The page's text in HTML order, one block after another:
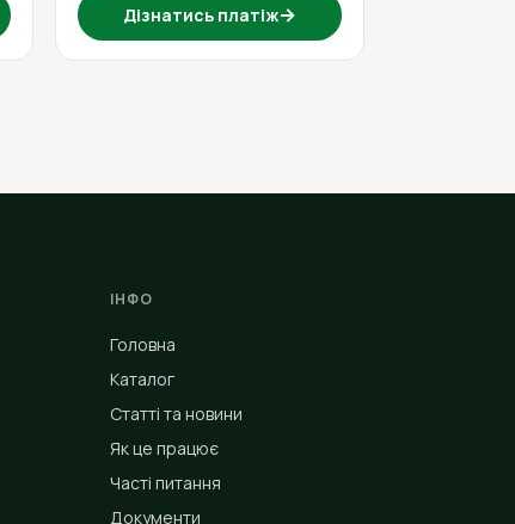
Дізнатись платіж→
ІНФО
Головна
Каталог
Статті та новини
Як це працює
Часті питання
Документи